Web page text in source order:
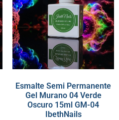
Esmalte Semi Permanente
Gel Murano 04 Verde
Oscuro 15ml GM-04
IbethNails